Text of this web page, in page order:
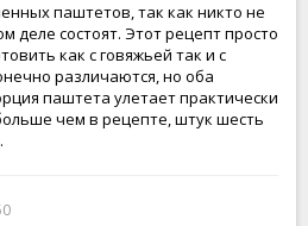
паштетов, так как никто не
деле состоят. Этот рецепт просто
как с говяжьей так и с
различаются, но оба
паштета улетает практически
чем в рецепте, штук шесть